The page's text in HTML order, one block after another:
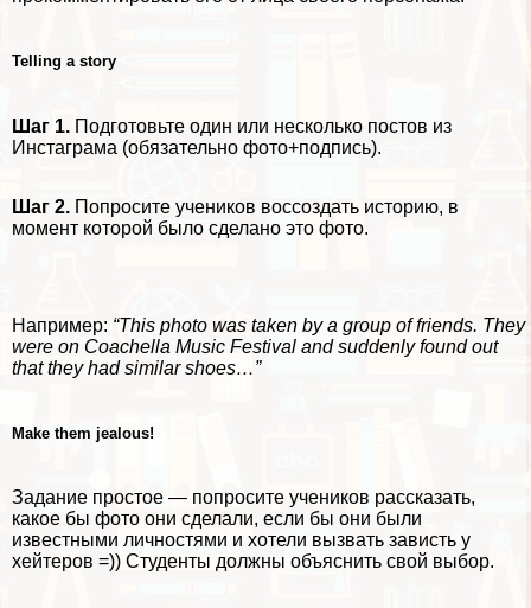
Telling a story
Шаг 1. Подготовьте один или несколько постов из
Инстаграма (обязательно фото+подпись).
Шаг 2. Попросите учеников воссоздать историю, в
момент которой было сделано это фото.
Например: “This photo was taken by a group of friends. They
were on Coachella Music Festival and suddenly found out
that they had similar shoes…”
Make them jealous!
Задание простое — попросите учеников рассказать,
какое бы фото они сделали, если бы они были
известными личностями и хотели вызвать зависть у
хейтеров =)) Студенты должны объяснить свой выбор.